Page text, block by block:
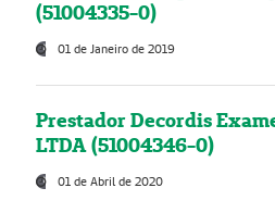
(51004335-0)
01 de Janeiro de 2019
Prestador Decordis
LTDA (51004346-0)
01 de Abril de 2020